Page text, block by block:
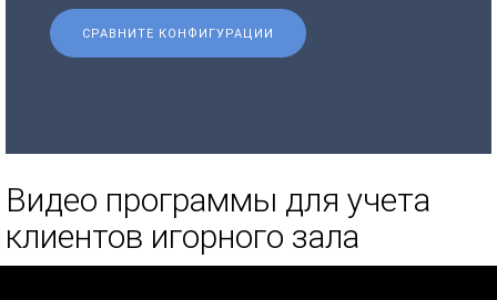
СРАВНИТЕ КОНФИГУРАЦИИ
Видео программы для учета
клиентов игорного зала